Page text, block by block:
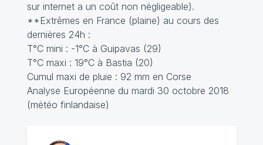
sur internet a un coût non négligeable).
**Extrêmes en France (plaine) au cours des
dernières 24h :
T°C mini : -1°C à Guipavas (29)
T°C maxi : 19°C à Bastia (20)
Cumul maxi de pluie : 92 mm en Corse
Analyse Européenne du mardi 30 octobre 2018
(météo finlandaise)